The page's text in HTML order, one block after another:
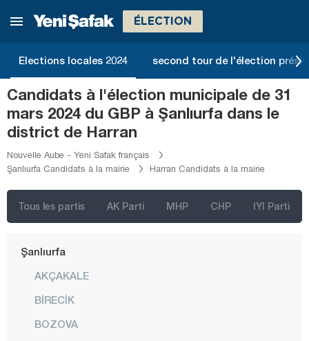
ÉLECTION
Elections locales 2024 second tour de l'élection
Candidats à l'élection municipale de 31
mars 2024 du GBP à Şanlıurfa dans le
district de Harran
Nouvelle Aube - Yeni Safak français
Şanlıurfa Candidats à la mairie
Harran Candidats à la mairie
Tous les partis AK Parti MHP CHP IYI Parti
Muğla
Nevşehir
Niğde
Ordu
Osmaniye
Rize
Samsun
Şanlıurfa
AKÇAKALE
BİRECİK
BOZOVA